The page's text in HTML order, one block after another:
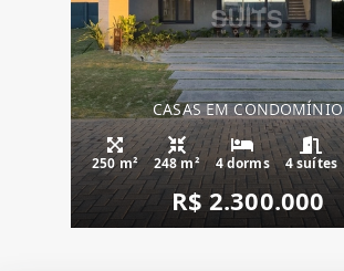
CASAS EM CONDOMÍNIO
250 m² 248 m² 4 dorms 4 suítes
R$ 2.300.000